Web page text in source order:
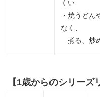
くい
・焼うど
なく、
煮る、炒
【1歳からのシリーズ